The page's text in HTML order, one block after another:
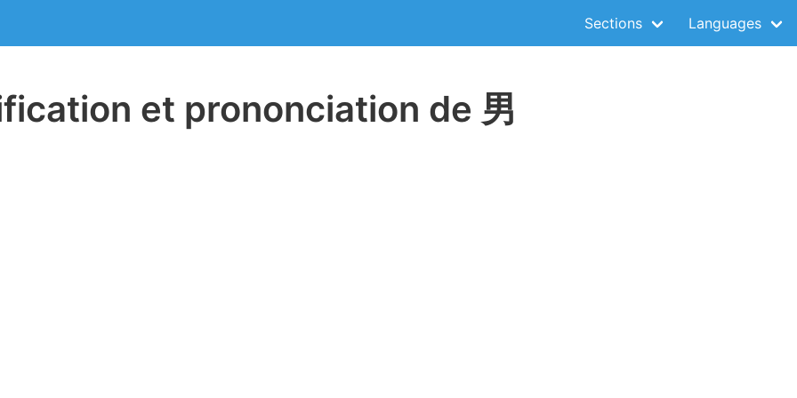
Sections Languages
et prononciation de 男